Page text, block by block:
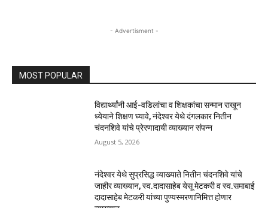
- Advertisment -
MOST POPULAR
विद्यार्थ्यांनी आई-वडिलांचा व शिक्षकांचा सन्मान राखून
ध्येयाने शिक्षण घ्यावे, नंदेश्वर येथे दंगलकार नितीन
चंदनशिवे यांचे प्रेरणादायी व्याख्यान संपन्न
August 5, 2026
नंदेश्वर येथे सुप्रसिद्ध व्याख्याते नितीन चंदनशिवे यांचे
जाहीर व्याख्यान, स्व.दादासाहेब येसू मेटकरी व स्व.समाबाई
दादासाहेब मेटकरी यांच्या पुण्यस्मरणानिमित्त होणार